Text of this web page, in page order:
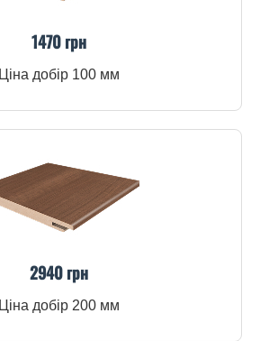
1470 грн
Ціна добір 100 мм
2940 грн
Ціна добір 200 мм